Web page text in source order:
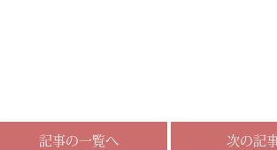
記事の一覧へ 次の記